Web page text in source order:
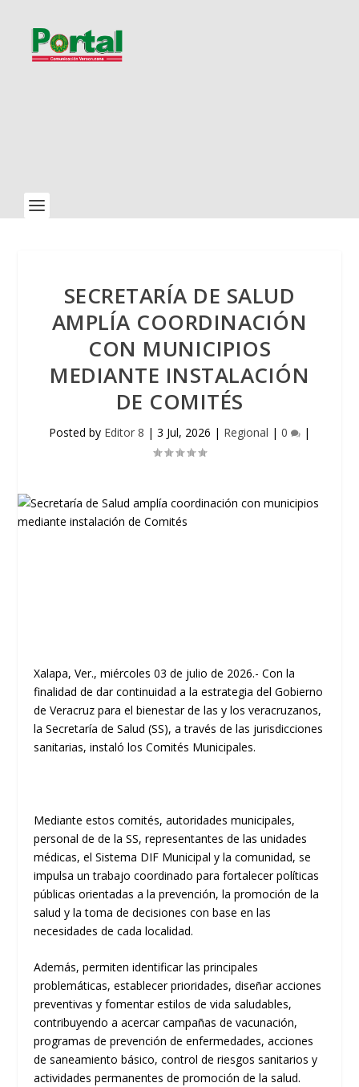
SECRETARÍA DE SALUD
AMPLÍA COORDINACIÓN
CON MUNICIPIOS
MEDIANTE INSTALACIÓN
DE COMITÉS
Posted by Editor 8 | 3 Jul, 2026 | Regional | 0 |
Xalapa, Ver., miércoles 03 de julio de 2026.- Con la
finalidad de dar continuidad a la estrategia del Gobierno
de Veracruz para el bienestar de las y los veracruzanos,
la Secretaría de Salud (SS), a través de las jurisdicciones
sanitarias, instaló los Comités Municipales.
Mediante estos comités, autoridades municipales,
personal de de la SS, representantes de las unidades
médicas, el Sistema DIF Municipal y la comunidad, se
impulsa un trabajo coordinado para fortalecer políticas
públicas orientadas a la prevención, la promoción de la
salud y la toma de decisiones con base en las
necesidades de cada localidad.
Además, permiten identificar las principales
problemáticas, establecer prioridades, diseñar acciones
preventivas y fomentar estilos de vida saludables,
contribuyendo a acercar campañas de vacunación,
programas de prevención de enfermedades, acciones
de saneamiento básico, control de riesgos sanitarios y
actividades permanentes de promoción de la salud.